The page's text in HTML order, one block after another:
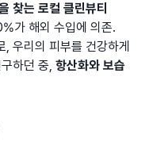
찾는 로컬 클린뷰티
가 해외 수입에 의존.
우리의 피부를 건강하게
하던 중, 항산화와 보습